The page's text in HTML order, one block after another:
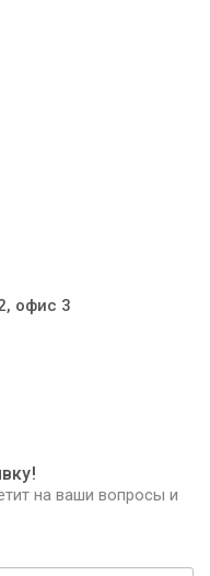
офис 3
на ваши вопросы и